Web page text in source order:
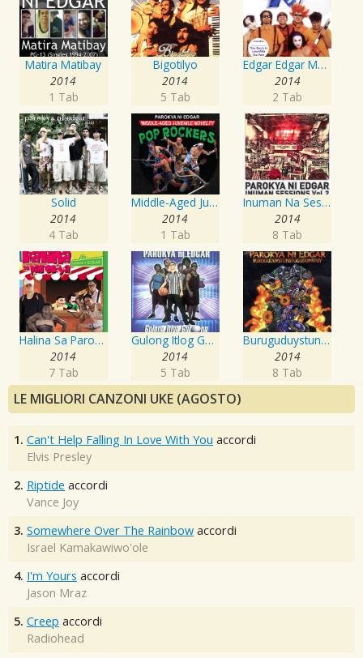
Matira Matibay
2014
1 Tab
Bigotilyo
2014
5 Tab
Edgar Edgar Musikahan
2014
2 Tab
Solid
2014
4 Tab
Middle-Aged Juvenile Novelty Pop Rockers
2014
1 Tab
Inuman Na Sessions, Vol. 2
2014
8 Tab
Halina Sa Parokya
2014
7 Tab
Gulong Itlog Gulong
2014
5 Tab
Buruguduystunstugudunstuy
2014
8 Tab
LE MIGLIORI CANZONI UKE (AGOSTO)
1. Can't Help Falling In Love With You accordi
Elvis Presley
2. Riptide accordi
Vance Joy
3. Somewhere Over The Rainbow accordi
Israel Kamakawiwo'ole
4. I'm Yours accordi
Jason Mraz
5. Creep accordi
Radiohead